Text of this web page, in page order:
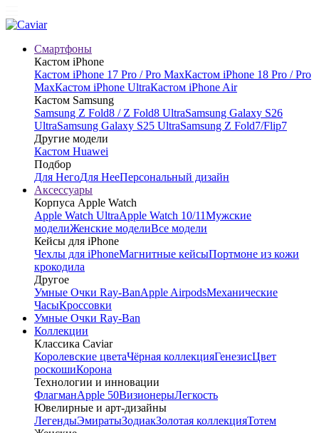
Смартфоны
Кастом iPhone
Кастом iPhone 17 Pro / Pro MaxКастом iPhone 18 Pro / Pro
MaxКастом iPhone UltraКастом iPhone Air
Кастом Samsung
Samsung Z Fold8 / Z Fold8 UltraSamsung Galaxy S26
UltraSamsung Galaxy S25 UltraSamsung Z Fold7/Flip7
Другие модели
Кастом Huawei
Подбор
Для НегоДля НееПерсональный дизайн
Аксессуары
Корпуса Apple Watch
Apple Watch UltraApple Watch 10/11Мужские
моделиЖенские моделиВсе модели
Кейсы для iPhone
Чехлы для iPhoneМагнитные кейсыПортмоне из кожи
крокодила
Другое
Умные Очки Ray-BanApple AirpodsМеханические
ЧасыКроссовки
Умные Очки Ray-Ban
Коллекции
Классика Caviar
Королевские цветаЧёрная коллекцияГенезисЦвет
роскошиКорона
Технологии и инновации
ФлагманApple 50ВизионерыЛегкость
Ювелирные и арт-дизайны
ЛегендыЭмиратыЗодиакЗолотая коллекцияТотем